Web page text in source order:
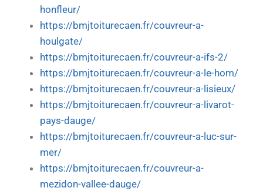
honfleur/
https://bmjtoiturecaen.fr/couvreur-a-
houlgate/
https://bmjtoiturecaen.fr/couvreur-a-ifs-2/
https://bmjtoiturecaen.fr/couvreur-a-le-hom/
https://bmjtoiturecaen.fr/couvreur-a-lisieux/
https://bmjtoiturecaen.fr/couvreur-a-livarot-
pays-dauge/
https://bmjtoiturecaen.fr/couvreur-a-luc-sur-
mer/
https://bmjtoiturecaen.fr/couvreur-a-
mezidon-vallee-dauge/